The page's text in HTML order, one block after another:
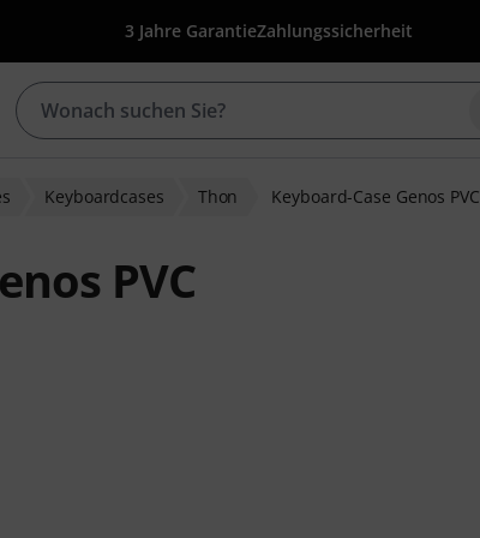
3 Jahre GarantieZahlungssicherheit
Keyboardcases Thon Keyboard-Case Genos PVC
PVC